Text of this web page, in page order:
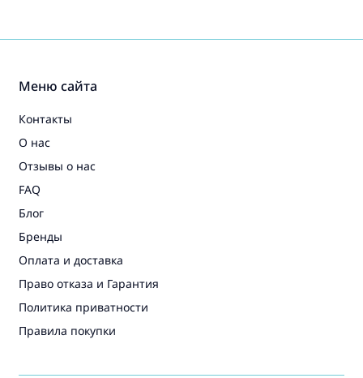
Меню сайта
Контакты
О нас
Отзывы о нас
FAQ
Блог
Бренды
Оплата и доставка
Право отказа и Гарантия
Политика приватности
Правила покупки